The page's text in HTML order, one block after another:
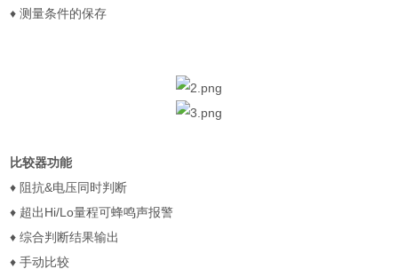
♦ 测量条件的保存
比较器功能
♦ 阻抗&电压同时判断
♦ 超出Hi/Lo量程可蜂鸣声报警
♦ 综合判断结果输出
♦ 手动比较